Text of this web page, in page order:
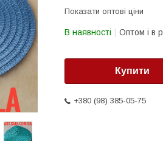
Показати оптові ціни
В наявності Оптом і в
Купити
+380 (98) 385-05-75